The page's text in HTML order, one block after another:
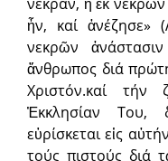
ἦν, καί ἀνέζησε»
νεκρῶν
ἄνθρωπος διά
Χριστόν.καί τήν
Ἐκκλησίαν Του,
εὑρίσκεται εἰς
τούς πιστούς διά